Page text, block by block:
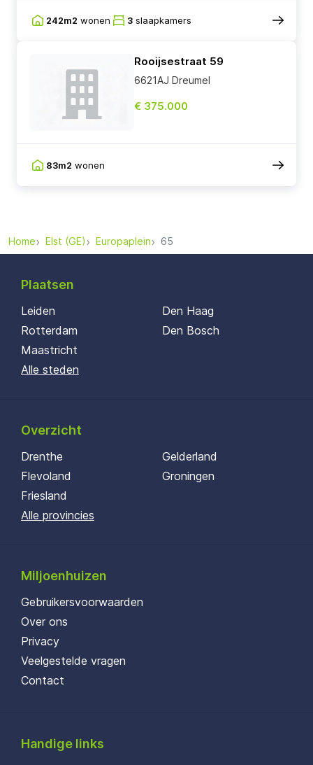
242m2 wonen 3 slaapkamers
Rooijsestraat 59
6621AJ Dreumel
€ 375.000
83m2 wonen
Home Elst (GE) Europaplein 65
Plaatsen
Leiden
Rotterdam
Maastricht
Den Haag
Den Bosch
Alle steden
Overzicht
Drenthe
Flevoland
Friesland
Gelderland
Groningen
Alle provincies
Miljoenhuizen
Gebruikersvoorwaarden
Over ons
Privacy
Veelgestelde vragen
Contact
Handige links